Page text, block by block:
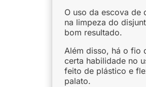
O uso da escova de
na limpeza do
bom resultado.
Além disso, há o fio
certa habilidade no
feito de plástico e
palato.